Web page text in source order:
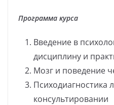
Программа курса
Введение в
дисциплину и
Мозг и поведение
Психодиагностика
консультировании